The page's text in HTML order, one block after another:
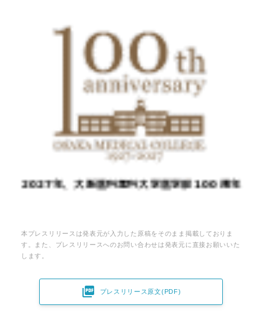
本プレスリリースは発表元が入力した原稿をそのまま掲載しておりま
す。また、プレスリリースへのお問い合わせは発表元に直接お願いいた
します。
 プレスリリース原文(PDF)